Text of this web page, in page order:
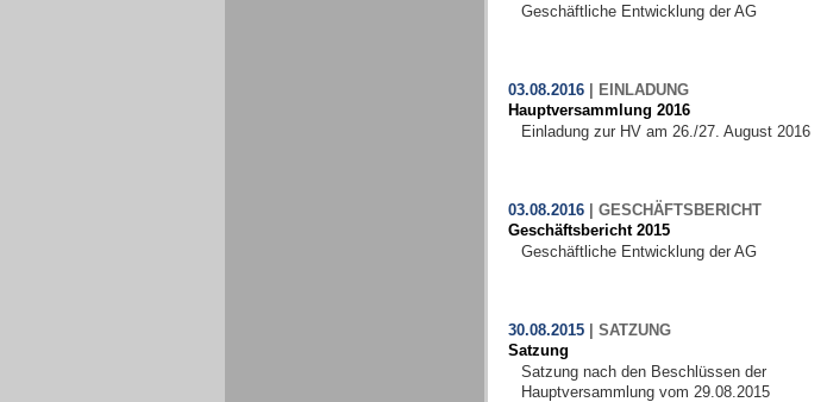
Geschäftliche Entwicklung der AG
03.08.2016|
EINLADUNG
Hauptversammlung 2016
Einladung zur HV am 26./27. August 2016
03.08.2016| GESCHÄFTSBERICHT
Geschäftsbericht 2015
Geschäftliche Entwicklung der AG
30.08.2015| SATZUNG
Satzung
Satzung nach den Beschlüssen der
Hauptversammlung vom 29.08.2015